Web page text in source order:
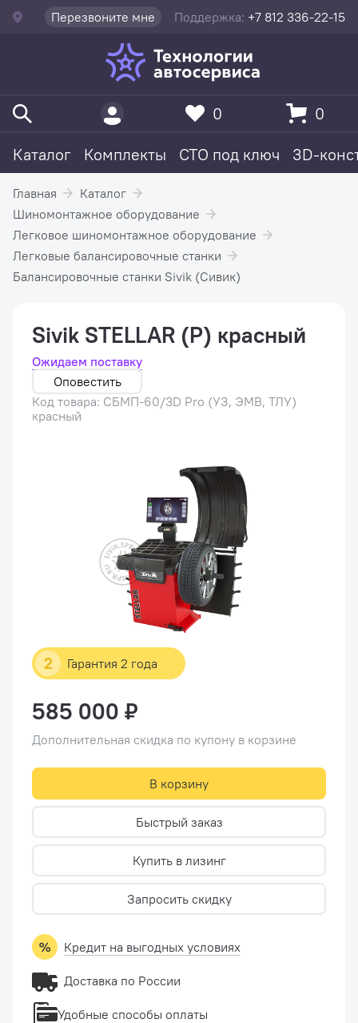
Перезвоните мне Поддержка: +7 812 336-22-15
Каталог Комплекты СТО под ключ 3D-
0 0
Главная
Каталог
Шиномонтажное оборудование
Легковое шиномонтажное оборудование
Легковые балансировочные станки
Балансировочные станки Sivik (Сивик)
2 Гарантия 2 года
Sivik STELLAR (P) красный
Ожидаем поставку
Оповестить
Код товара: СБМП-60/3D Pro (УЗ, ЭМВ, ТЛУ)
красный
585 000 ₽
Дополнительная скидка по купону в корзине
В корзину
Быстрый заказ
Купить в лизинг
Запросить скидку
Кредит на выгодных условиях
Доставка по России
Удобные способы оплаты